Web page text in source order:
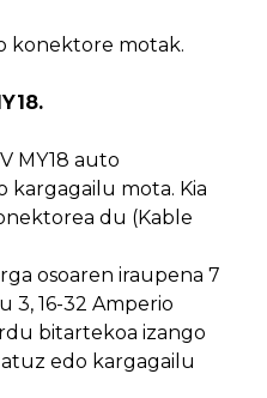
konektore motak.
MY18 auto
mota. Kia
du (Kable
osoaren iraupena 7
16-32 Amperio
bitartekoa izango
edo kargagailu